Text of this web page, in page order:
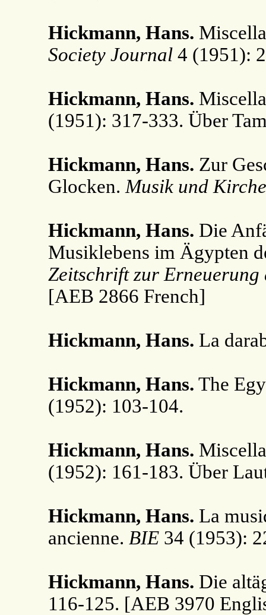
Hickmann, Hans.
Society Journal4 (1951):
Hickmann, Hans.
(1951): 317-333. Über
Hickmann, Hans. Zur
Glocken. Musik und Kirche
Hickmann, Hans. Die
Musiklebens im Ägypten
Zeitschrift zur Erneuerung
[AEB 2866 French]
Hickmann, Hans. La
Hickmann, Hans. The
(1952): 103-104.
Hickmann, Hans.
(1952): 161-183. Über
Hickmann, Hans. La
ancienne. BIE34 (1953):
Hickmann, Hans. Die
116-125. [AEB 3970